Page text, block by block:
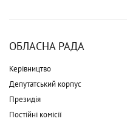
ОБЛАСНА РАДА
Керівництво
Депутатський корпус
Президія
Постійні комісії